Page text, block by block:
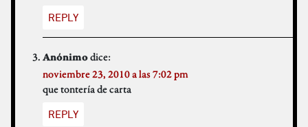
REPLY
Anónimodice:
noviembre 23, 2010 a las 7:02 pm
que tontería de carta
REPLY